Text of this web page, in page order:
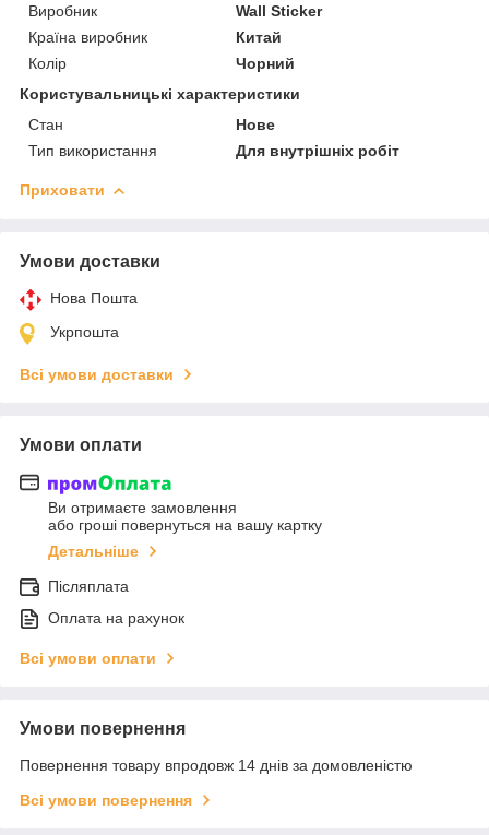
Виробник
Wall Sticker
Країна виробник
Китай
Колір
Чорний
Користувальницькі характеристики
Стан
Нове
Тип використання
Для внутрішніх робіт
Приховати
Умови доставки
Нова Пошта
Укрпошта
Всі умови доставки
Умови оплати
Ви отримаєте замовлення
або гроші повернуться на вашу картку
Детальніше
Післяплата
Оплата на рахунок
Всі умови оплати
Умови повернення
Повернення товару впродовж 14 днів за домовленістю
Всі умови повернення